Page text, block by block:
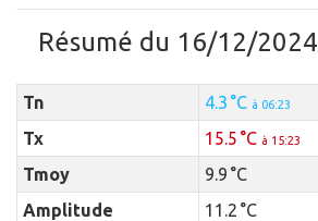
Résumé du 16/12/2024
Tn 4.3 °C à 06:23
Tx 15.5 °C à 15:23
Tmoy
9.9 °C
Amplitude
11.2 °C